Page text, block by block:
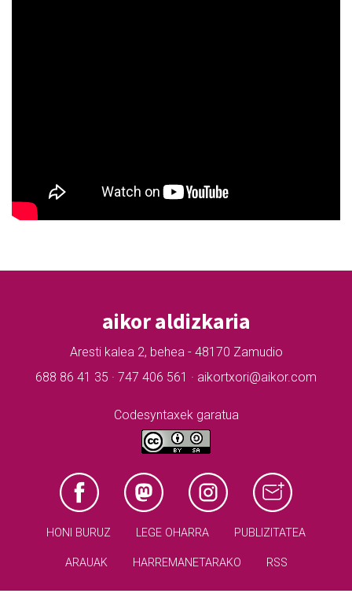
aikor aldizkaria
Aresti kalea 2, behea - 48170 Zamudio
688 86 41 35 · 747 406 561 · aikortxori@aikor.com
Codesyntaxek garatua
HONI BURUZ LEGE OHARRA PUBLIZITATEA
ARAUAK HARREMANETARAKO RSS